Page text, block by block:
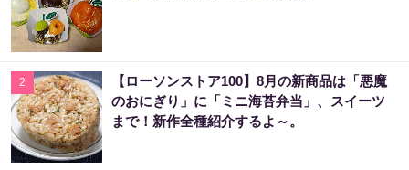
2
【ローソンストア100】8月の新商品は「悪魔
のおにぎり」に「ミニ海苔弁当」、スイーツ
まで！新作全種紹介するよ～。